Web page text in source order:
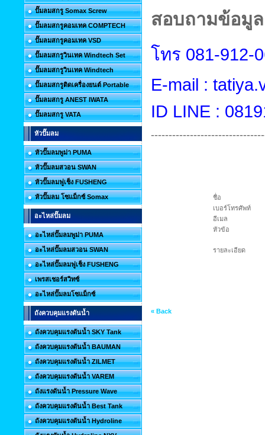
ปั๊มลมสกรู Somax Screw
ปั๊มลมสกรูคอมเทค COMPTECH
ปั๊มลมสกรูคอมเทค VSD
ปั๊มลมสกรูวินเทค Windtech Set
ปั๊มลมสกรูวินเทค Windtech
ปั๊มลมสกรูติดเครื่องยนต์ Portable
ปั๊มลมสกรู ANEST IWATA
ปั๊มลมสกรู VATA
หัวปั๊มลม
หัวปั๊มลมพูม่า PUMA
หัวปั๊มลมสวอน SWAN
หัวปั๊มลมฟูเช็ง FUSHENG
หัวปั๊มลม โซแม็กซ์ Somax
อะไหล่ปั๊มลม
อะไหล่ปั๊มลมพูม่า PUMA
อะไหล่ปั๊มลมสวอน SWAN
อะไหล่ปั๊มลมฟูเช็ง FUSHENG
เพรสเชอร์สวิทซ์
อะไหล่ปั๊มลมโซแม็กซ์
ถังควบคุมแรงดันน้ำ
ถังควบคุมแรงดันน้ำ SKY Tank
ถังควบคุมแรงดันน้ำ BAUMAN
ถังควบคุมแรงดันน้ำ ZILMET
ถังควบคุมแรงดันน้ำ VAREM
ถังแรงดันน้ำ Pressure Wave
ถังควบคุมแรงดันน้ำ Best Tank
ถังควบคุมแรงดันน้ำ Hydroline
สอบถามข้อมูล
โทร 081-912-
E-mail :
ID LINE :
ชื่อ
เบอร์โทรศัพท์
อีเมล
หัวข้อ
รายละเอียด
« Back